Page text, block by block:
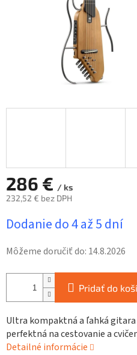
286 € / ks
232,52 € bez DPH
cena:
Dodanie do 4 až 5 dní
Môžeme doručiť do: 14.8.2026
Pridať do
Ultra kompaktná a ľahká gitara
perfektná na cestovanie a
Detailné informácie